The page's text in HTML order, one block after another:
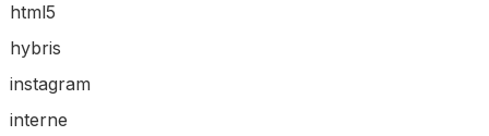
html5
hybris
instagram
interne